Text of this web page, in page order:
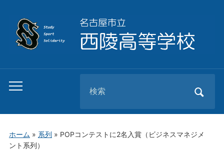
Toggle
menu
for:
ホーム » 系列 » POPコンテストに2名入賞（ビジネスマネジメ
ント系列）